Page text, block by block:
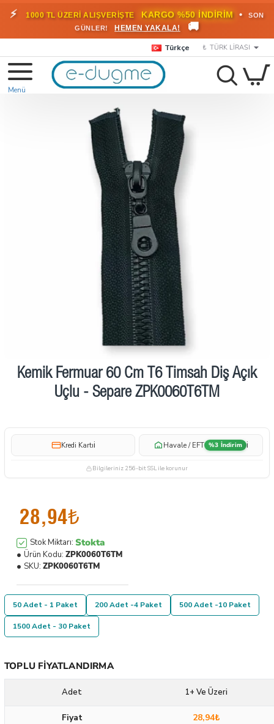
🎁 2000 TL ÜZERİ SİPARİŞLERDE KARGO BEDAVA! •
HEMEN
FAYDALANIN
🚚
Türkçe ₺ TÜRK LIRASI
Kemik Fermuar 60 Cm T6 Timsah Diş Açık
Uçlu - Separe ZPK0060T6TM
Kredi Kartıi Havale / EFT %3 İndirim i
Bilgileriniz 256-bit SSL ile korunur
28,94₺
Stok Miktarı: Stokta
Ürün Kodu: ZPK0060T6TM
SKU: ZPK0060T6TM
50 Adet - 1 Paket 200 Adet -4 Paket 500 Adet -10 Paket
1500 Adet - 30 Paket
TOPLU FIYATLANDIRMA
Adet 1+ Ve Üzeri
Fiyat
28,94₺